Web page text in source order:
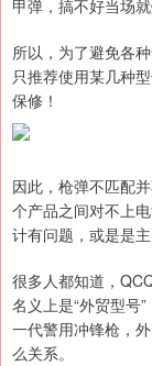
甲弹，搞不好当场就
所以，为了避免各
只推荐使用某几种
保修！
因此，枪弹不匹配
个产品之间对不上
计有问题，或是是
很多人都知道，
名义上是“外贸型号
一代警用冲锋枪，
么关系。